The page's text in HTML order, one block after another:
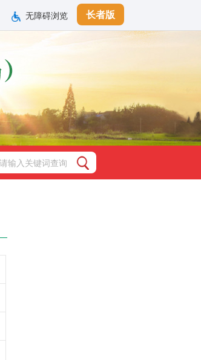
长者版
无障碍浏览